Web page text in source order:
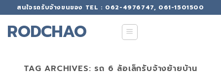
to
content
สนใจรถรับจ้างขนของ TEL : 062-4976747, 061-1501500
RODCHAO
TAG ARCHIVES: รถ 6 ล้อเล็กรับจ้างย้ายบ้าน